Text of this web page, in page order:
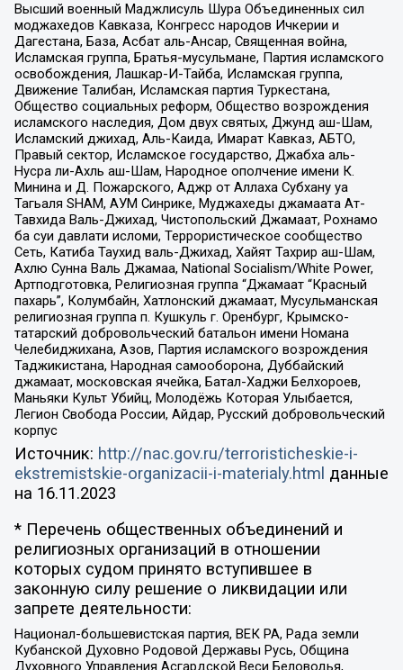
Высший военный Маджлисуль Шура Объединенных сил
моджахедов Кавказа, Конгресс народов Ичкерии и
Дагестана, База, Асбат аль-Ансар, Священная война,
Исламская группа, Братья-мусульмане, Партия исламского
освобождения, Лашкар-И-Тайба, Исламская группа,
Движение Талибан, Исламская партия Туркестана,
Общество социальных реформ, Общество возрождения
исламского наследия, Дом двух святых, Джунд аш-Шам,
Исламский джихад, Аль-Каида, Имарат Кавказ, АБТО,
Правый сектор, Исламское государство, Джабха аль-
Нусра ли-Ахль аш-Шам, Народное ополчение имени К.
Минина и Д. Пожарского, Аджр от Аллаха Субхану уа
Тагьаля SHAM, АУМ Синрике, Муджахеды джамаата Ат-
Тавхида Валь-Джихад, Чистопольский Джамаат, Рохнамо
ба суи давлати исломи, Террористическое сообщество
Сеть, Катиба Таухид валь-Джихад, Хайят Тахрир аш-Шам,
Ахлю Сунна Валь Джамаа, National Socialism/White Power,
Артподготовка, Религиозная группа “Джамаат “Красный
пахарь”, Колумбайн, Хатлонский джамаат, Мусульманская
религиозная группа п. Кушкуль г. Оренбург, Крымско-
татарский добровольческий батальон имени Номана
Челебиджихана, Азов, Партия исламского возрождения
Таджикистана, Народная самооборона, Дуббайский
джамаат, московская ячейка, Батал-Хаджи Белхороев,
Маньяки Культ Убийц, Молодёжь Которая Улыбается,
Легион Свобода России, Айдар, Русский добровольческий
корпус
Источник: http://nac.gov.ru/terroristicheskie-i-
ekstremistskie-organizacii-i-materialy.html данные
на 16.11.2023
* Перечень общественных объединений и
религиозных организаций в отношении
которых судом принято вступившее в
законную силу решение о ликвидации или
запрете деятельности:
Национал-большевистская партия, ВЕК РА, Рада земли
Кубанской Духовно Родовой Державы Русь, Община
Духовного Управления Асгардской Веси Беловодья,